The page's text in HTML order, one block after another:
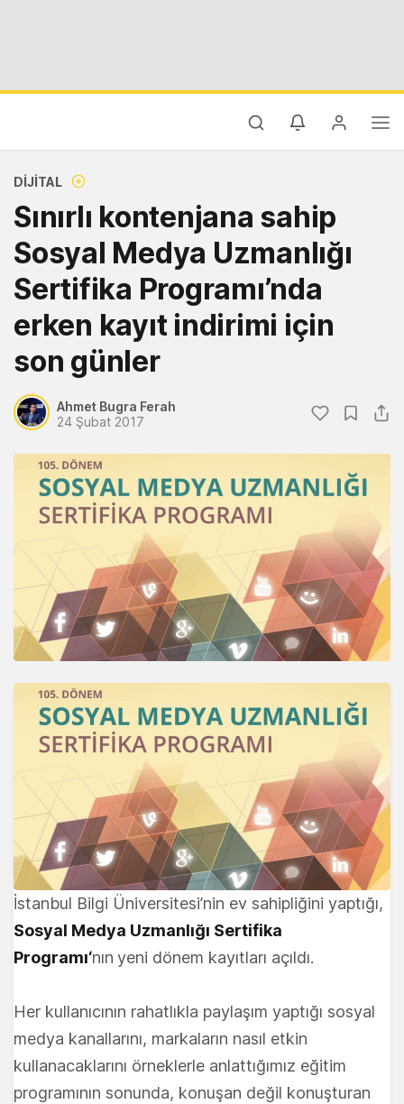
DIJITAL
Sınırlı kontenjana sahip
Sosyal Medya Uzmanlığı
Sertifika Programı’nda
erken kayıt indirimi için
son günler
Ahmet Bugra Ferah
24 Şubat 2017
İstanbul Bilgi Üniversitesi’nin ev sahipliğini yaptığı,
Sosyal Medya Uzmanlığı Sertifika
Programı‘nın yeni dönem kayıtları açıldı.
Her kullanıcının rahatlıkla paylaşım yaptığı sosyal
medya kanallarını, markaların nasıl etkin
kullanacaklarını örneklerle anlattığımız eğitim
programının sonunda, konuşan değil konuşturan